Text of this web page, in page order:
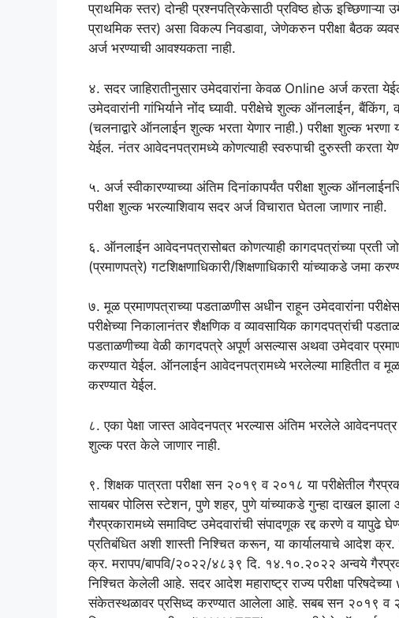
प्राथमिक स्तर) दोन्ही प्रश्नपत्रिकेसाठी प्रविष्ठ होऊ इच्छिणाऱ्या
प्राथमिक स्तर) असा विकल्प निवडावा, जेणेकरुन परीक्षा बैठक
अर्ज भरण्याची आवश्यकता नाही.
४. सदर जाहिरातीनुसार उमेदवारांना केवळ Online अर्ज करता
उमेदवारांनी गांभिर्याने नोंद घ्यावी. परीक्षेचे शुल्क ऑनलाईन,
(चलनाद्वारे ऑनलाईन शुल्क भरता येणार नाही.) परीक्षा शुल्क
येईल. नंतर आवेदनपत्रामध्ये कोणत्याही स्वरुपाची दुरुस्ती करता
५. अर्ज स्वीकारण्याच्या अंतिम दिनांकापर्यंत परीक्षा शुल्क
परीक्षा शुल्क भरल्याशिवाय सदर अर्ज विचारात घेतला जाणार नाही.
६. ऑनलाईन आवेदनपत्रासोबत कोणत्याही कागदपत्रांच्या
(प्रमाणपत्रे) गटशिक्षणाधिकारी/शिक्षणाधिकारी यांच्याकडे जमा
७. मूळ प्रमाणपत्राच्या पडताळणीस अधीन राहून उमेदवारांना
परीक्षेच्या निकालानंतर शैक्षणिक व व्यावसायिक कागदपत्रांची
पडताळणीच्या वेळी कागदपत्रे अपूर्ण असल्यास अथवा उमेदवार
करण्यात येईल. ऑनलाईन आवेदनपत्रामध्ये भरलेल्या माहितीत व
करण्यात येईल.
८. एका पेक्षा जास्त आवेदनपत्र भरल्यास अंतिम भरलेले
शुल्क परत केले जाणार नाही.
९. शिक्षक पात्रता परीक्षा सन २०१९ व २०१८ या परीक्षेतील
सायबर पोलिस स्टेशन, पुणे शहर, पुणे यांच्याकडे गुन्हा दाखल
गैरप्रकारामध्ये समाविष्ट उमेदवारांची संपादणूक रद्द करणे व यापुढे
प्रतिबंधित अशी शास्ती निश्चित करून, या कार्यालयाचे आदेश
क्र. मरापप/बापवि/२०२२/४८३९ दि. १४.१०.२०२२ अन्वये
निश्चित केलेली आहे. सदर आदेश महाराष्ट्र राज्य परीक्षा
संकेतस्थळावर प्रसिध्द करण्यात आलेला आहे. सबब सन २०१९ व